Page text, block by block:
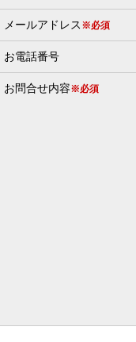
メールアドレス ※必須
お電話番号
お問合せ内容※必須